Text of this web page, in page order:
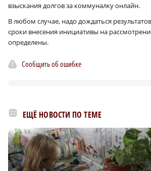
взыскания долгов за коммуналку онлайн.
В любом случае, надо дождаться
сроки внесения инициативы на
определены.
Сообщить об ошибке
ЕЩЁ НОВОСТИ ПО ТЕМЕ